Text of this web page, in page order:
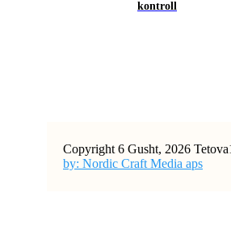
kontroll
Copyright 6 Gusht, 2026
by: Nordic Craft Media aps